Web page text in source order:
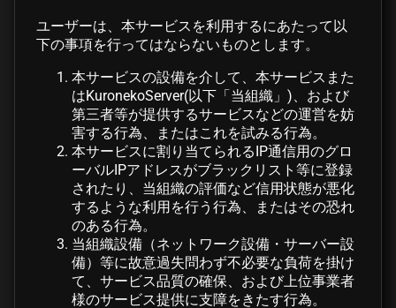
ユーザーは、本サービスを利用するにあたって以
下の事項を行ってはならないものとします。
本サービスの設備を介して、本サービスまた
はKuronekoServer(以下「当組織」)、および
第三者等が提供するサービスなどの運営を妨
害する行為、またはこれを試みる行為。
本サービスに割り当てられるIP通信用のグロ
ーバルIPアドレスがブラックリスト等に登録
されたり、当組織の評価など信用状態が悪化
するような利用を行う行為、またはその恐れ
のある行為。
当組織設備（ネットワーク設備・サーバー設
備）等に故意過失問わず不必要な負荷を掛け
て、サービス品質の確保、および上位事業者
様のサービス提供に支障をきたす行為。